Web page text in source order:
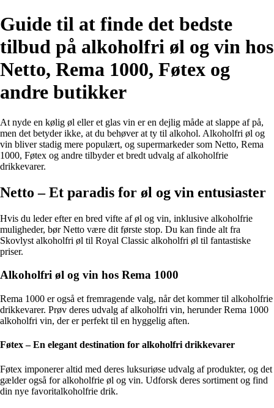
Guide til at finde det bedste
tilbud på alkoholfri øl og vin hos
Netto, Rema 1000, Føtex og
andre butikker
At nyde en kølig øl eller et glas vin er en dejlig måde at slappe af på,
men det betyder ikke, at du behøver at ty til alkohol. Alkoholfri øl og
vin bliver stadig mere populært, og supermarkeder som Netto, Rema
1000, Føtex og andre tilbyder et bredt udvalg af alkoholfrie
drikkevarer.
Netto – Et paradis for øl og vin entusiaster
Hvis du leder efter en bred vifte af øl og vin, inklusive alkoholfrie
muligheder, bør Netto være dit første stop. Du kan finde alt fra
Skovlyst alkoholfri øl til Royal Classic alkoholfri øl til fantastiske
priser.
Alkoholfri øl og vin hos Rema 1000
Rema 1000 er også et fremragende valg, når det kommer til alkoholfrie
drikkevarer. Prøv deres udvalg af alkoholfri vin, herunder Rema 1000
alkoholfri vin, der er perfekt til en hyggelig aften.
Føtex – En elegant destination for alkoholfri drikkevarer
Føtex imponerer altid med deres luksuriøse udvalg af produkter, og det
gælder også for alkoholfrie øl og vin. Udforsk deres sortiment og find
din nye favoritalkoholfrie drik.